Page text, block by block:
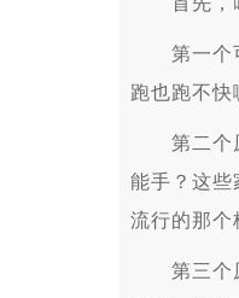
第一个可
跑也跑不
第二个原
能手？这些
流行的那个
第三个原